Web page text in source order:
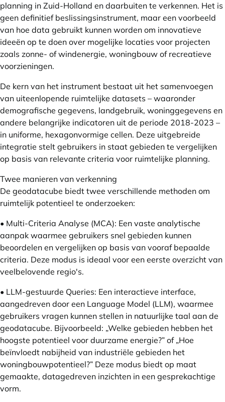
planning in Zuid-Holland en daarbuiten te verkennen. Het is
geen definitief beslissingsinstrument, maar een voorbeeld
van hoe data gebruikt kunnen worden om innovatieve
ideeën op te doen over mogelijke locaties voor projecten
zoals zonne- of windenergie, woningbouw of recreatieve
voorzieningen.
De kern van het instrument bestaat uit het samenvoegen
van uiteenlopende ruimtelijke datasets – waaronder
demografische gegevens, landgebruik, woninggegevens en
andere belangrijke indicatoren uit de periode 2018-2023 –
in uniforme, hexagonvormige cellen. Deze uitgebreide
integratie stelt gebruikers in staat gebieden te vergelijken
op basis van relevante criteria voor ruimtelijke planning.
Twee manieren van verkenning
De geodatacube biedt twee verschillende methoden om
ruimtelijk potentieel te onderzoeken:
• Multi-Criteria Analyse (MCA): Een vaste analytische
aanpak waarmee gebruikers snel gebieden kunnen
beoordelen en vergelijken op basis van vooraf bepaalde
criteria. Deze modus is ideaal voor een eerste overzicht van
veelbelovende regio's.
• LLM-gestuurde Queries: Een interactieve interface,
aangedreven door een Language Model (LLM), waarmee
gebruikers vragen kunnen stellen in natuurlijke taal aan de
geodatacube. Bijvoorbeeld: „Welke gebieden hebben het
hoogste potentieel voor duurzame energie?” of „Hoe
beïnvloedt nabijheid van industriële gebieden het
woningbouwpotentieel?” Deze modus biedt op maat
gemaakte, datagedreven inzichten in een gesprekachtige
vorm.